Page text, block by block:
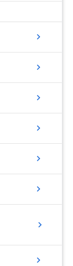
chevron_right
chevron_right
chevron_right
chevron_right
chevron_right
chevron_right
chevron_right
chevron_right